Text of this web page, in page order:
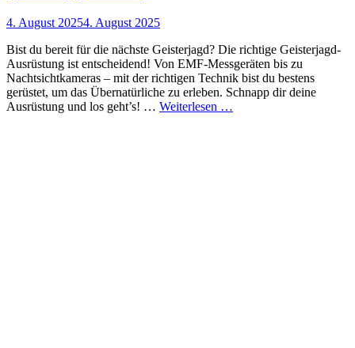
Posted
4. August 20254. August 2025
Bist du bereit für die nächste Geisterjagd? Die richtige Geisterjagd-
Ausrüstung ist entscheidend! Von EMF-Messgeräten bis zu
Nachtsichtkameras – mit der richtigen Technik bist du bestens
gerüstet, um das Übernatürliche zu erleben. Schnapp dir deine
Ausrüstung und los geht’s! … Weiterlesen …